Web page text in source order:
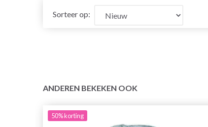
Sorteer op:
ANDEREN BEKEKEN OOK
50%korting